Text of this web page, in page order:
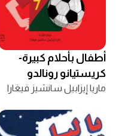
أطفال بأحلام كبيرة-
كريستيانو رونالدو
ماريا إيزابيل سانشيز فيغارا